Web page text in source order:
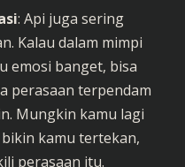
: Api juga sering
Kalau dalam mimpi
emosi banget, bisa
perasaan terpendam
Mungkin kamu lagi
kamu tertekan,
perasaan itu.